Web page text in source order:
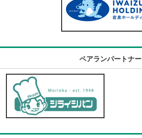
ペアランパートナー